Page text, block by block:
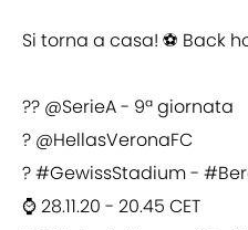
Si torna a casa! ⚽️ Back
?? @SerieA- 9ª giornata
? @HellasVeronaFC
?#GewissStadium-
⌚️ 28.11.20 - 20.45 CET